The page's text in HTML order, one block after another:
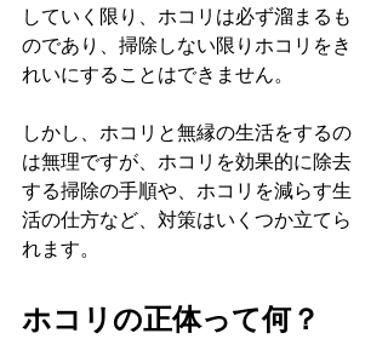
していく限り、ホコリは必ず溜まるも
のであり、掃除しない限りホコリをき
れいにすることはできません。
しかし、ホコリと無縁の生活をするの
は無理ですが、ホコリを効果的に除去
する掃除の手順や、ホコリを減らす生
活の仕方など、対策はいくつか立てら
れます。
ホコリの正体って何？